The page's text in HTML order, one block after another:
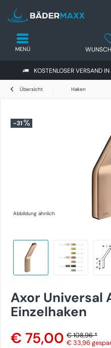
KOSTENLOSER VERSAND
MENÜ
Übersicht Haken
-31
Abbildung ähnlich
Axor Universal
Einzelhaken
€ 75,00 € 108,96 *
€ 33,96